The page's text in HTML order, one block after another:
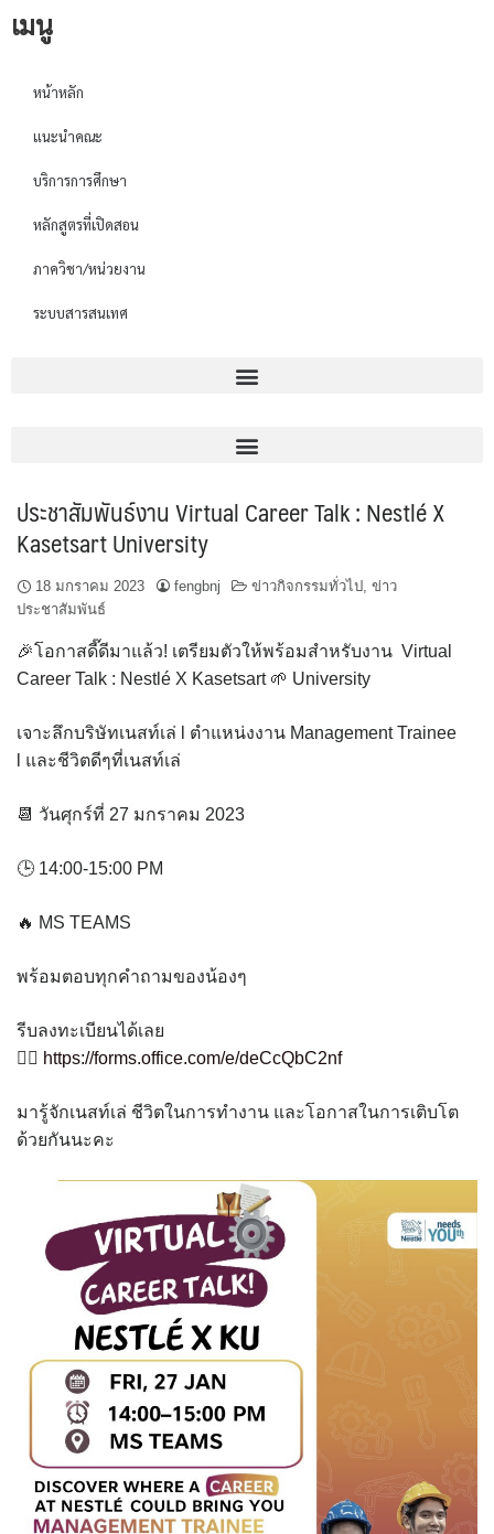
เมนู
หน้าหลัก
แนะนำคณะ
บริการการศึกษา
หลักสูตรที่เปิดสอน
ภาควิชา/หน่วยงาน
ระบบสารสนเทศ
ประชาสัมพันธ์งาน Virtual Career Talk : Nestlé X
Kasetsart University
18 มกราคม 2023 fengbnj ข่าวกิจกรรมทั่วไป, ข่าว
ประชาสัมพันธ์
🎉โอกาสดี๊ดีมาแล้ว! เตรียมตัวให้พร้อมสำหรับงาน Virtual
Career Talk : Nestlé X Kasetsart 🌱 University
เจาะลึกบริษัทเนสท์เล่ l ตำแหน่งงาน Management Trainee
l และชีวิตดีๆที่เนสท์เล่
📆 วันศุกร์ที่ 27 มกราคม 2023
🕒 14:00-15:00 PM
🔥 MS TEAMS
พร้อมตอบทุกคำถามของน้องๆ
รีบลงทะเบียนได้เลย
👉🏻 https://forms.office.com/e/deCcQbC2nf
มารู้จักเนสท์เล่ ชีวิตในการทำงาน และโอกาสในการเติบโต
ด้วยกันนะคะ